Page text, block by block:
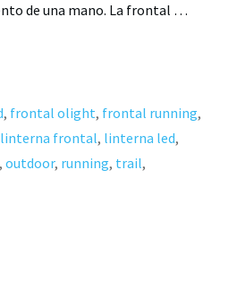
de una mano. La frontal …
, frontal olight, frontal running,
linterna frontal, linterna led,
, outdoor, running, trail,